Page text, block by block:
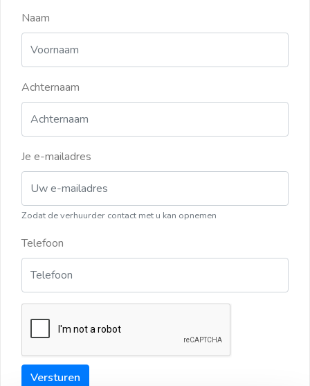
Naam
Achternaam
Je e-mailadres
Zodat de verhuurder contact met u kan opnemen
Telefoon
Versturen